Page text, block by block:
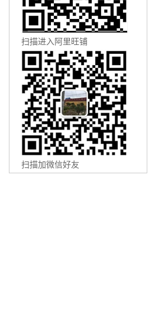
扫描进入阿里旺铺
扫描加微信好友